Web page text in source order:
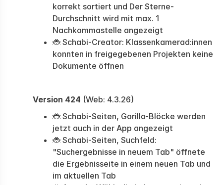
korrekt sortiert und Der Sterne-
Durchschnitt wird mit max. 1
Nachkommastelle angezeigt
🐞 Schabi-Creator: Klassenkamerad:innen
konnten in freigegebenen Projekten keine
Dokumente öffnen
Version 424 (Web: 4.3.26)
🐞 Schabi-Seiten, Gorilla-Blöcke werden
jetzt auch in der App angezeigt
🐞 Schabi-Seiten, Suchfeld:
"Suchergebnisse in neuem Tab" öffnete
die Ergebnisseite in einem neuen Tab und
im aktuellen Tab